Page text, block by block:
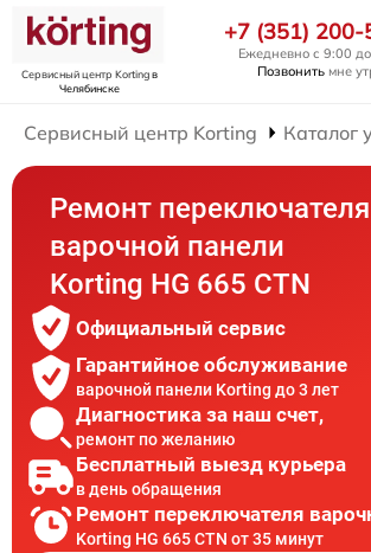
Сервисный центр Kortingв
Челябинске
+7 (351)
Ежедневно с 9:00
Позвонить мне
Сервисный центр Korting Каталог
Ремонт переключателя
варочной панели
Korting HG 665 CTN
Официальный сервис
Гарантийное обслуживание
варочной панели Korting до 3 лет
Диагностика за наш счет,
ремонт по желанию
Бесплатный выезд курьера
в день обращения
Ремонт переключателя
Korting HG 665 CTN от 35 минут